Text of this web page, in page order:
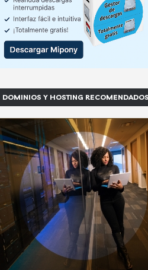
DOMINIOS Y HOSTING RECOMENDADOS